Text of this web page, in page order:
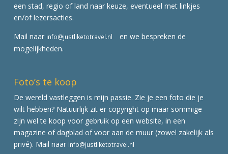
een stad, regio of land naar keuze, eventueel met linkjes
en/of lezersacties.
Mail naar info@justliketotravel.nl
en we bespreken de
mogelijkheden.
Foto’s te koop
De wereld vastleggen is mijn passie. Zie je een foto die je
wilt hebben? Natuurlijk zit er copyright op maar sommige
zijn wel te koop voor gebruik op een website, in een
magazine of dagblad of voor aan de muur (zowel zakelijk als
privé). Mail naar info@justliketotravel.nl